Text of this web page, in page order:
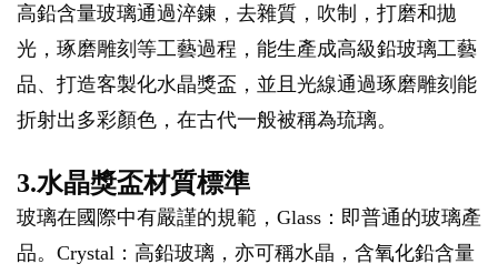
高鉛含量玻璃通過淬鍊，去雜質，吹制，打磨和拋
光，琢磨雕刻等工藝過程，能生產成高級鉛玻璃工藝
品、打造客製化水晶獎盃，並且光線通過琢磨雕刻能
折射出多彩顏色，在古代一般被稱為琉璃。
3.水晶獎盃材質標準
玻璃在國際中有嚴謹的規範，Glass：即普通的玻璃產
品。Crystal：高鉛玻璃，亦可稱水晶，含氧化鉛含量